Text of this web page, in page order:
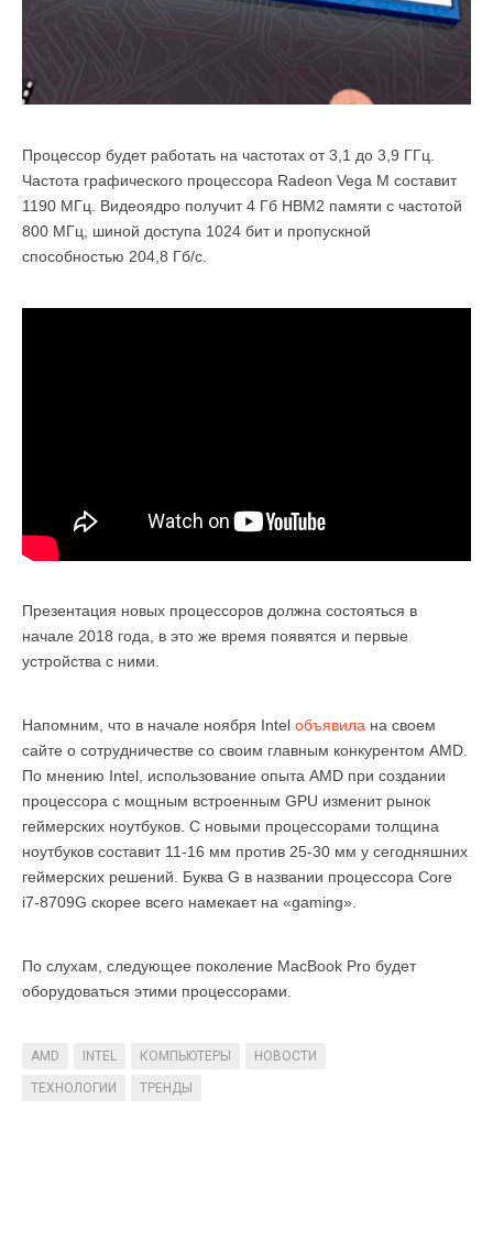
Процессор будет работать на частотах от 3,1 до 3,9 ГГц.
Частота графического процессора Radeon Vega M составит
1190 МГц. Видеоядро получит 4 Гб HBM2 памяти с частотой
800 МГц, шиной доступа 1024 бит и пропускной
способностью 204,8 Гб/с.
Презентация новых процессоров должна состояться в
начале 2018 года, в это же время появятся и первые
устройства с ними.
Напомним, что в начале ноября Intel объявила на своем
сайте о сотрудничестве со своим главным конкурентом AMD.
По мнению Intel, использование опыта AMD при создании
процессора с мощным встроенным GPU изменит рынок
геймерских ноутбуков. С новыми процессорами толщина
ноутбуков составит 11-16 мм против 25-30 мм у сегодняшних
геймерских решений. Буква G в названии процессора Core
i7-8709G скорее всего намекает на «gaming».
По слухам, следующее поколение MacBook Pro будет
оборудоваться этими процессорами.
AMD INTEL КОМПЬЮТЕРЫ НОВОСТИ
ТЕХНОЛОГИИ ТРЕНДЫ